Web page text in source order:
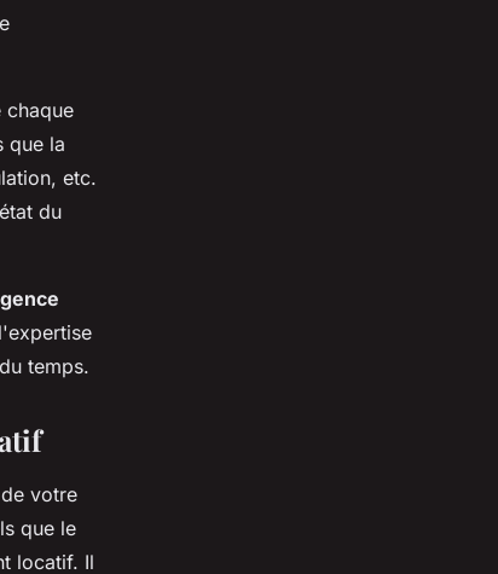
chaque
que la
etc.
du
temps.
votre
que le
locatif. Il